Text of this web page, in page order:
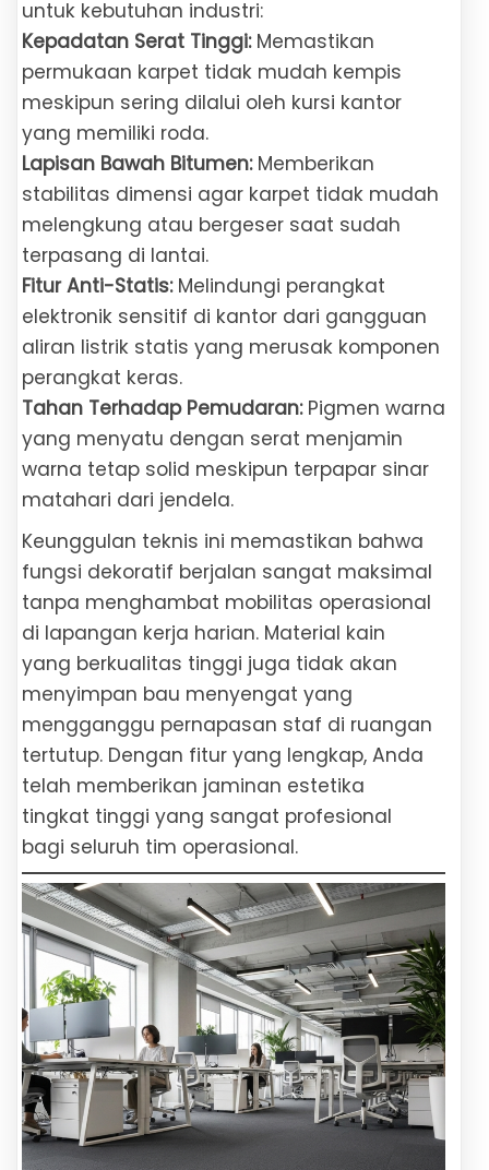
untuk kebutuhan industri:
Kepadatan Serat Tinggi:Memastikan
permukaan karpet tidak mudah kempis
meskipun sering dilalui oleh kursi kantor
yang memiliki roda.
Lapisan Bawah Bitumen:Memberikan
stabilitas dimensi agar karpet tidak mudah
melengkung atau bergeser saat sudah
terpasang di lantai.
Fitur Anti-Statis:Melindungi perangkat
elektronik sensitif di kantor dari gangguan
aliran listrik statis yang merusak komponen
perangkat keras.
Tahan Terhadap Pemudaran:Pigmen warna
yang menyatu dengan serat menjamin
warna tetap solid meskipun terpapar sinar
matahari dari jendela.
Keunggulan teknis ini memastikan bahwa
fungsi dekoratif berjalan sangat maksimal
tanpa menghambat mobilitas operasional
di lapangan kerja harian. Material kain
yang berkualitas tinggi juga tidak akan
menyimpan bau menyengat yang
mengganggu pernapasan staf di ruangan
tertutup. Dengan fitur yang lengkap, Anda
telah memberikan jaminan estetika
tingkat tinggi yang sangat profesional
bagi seluruh tim operasional.